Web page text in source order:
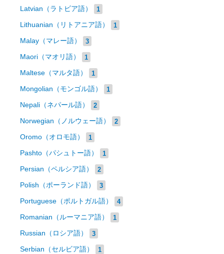
Latvian（ラトビア語） 1
Lithuanian（リトアニア語） 1
Malay（マレー語） 3
Maori（マオリ語） 1
Maltese（マルタ語） 1
Mongolian（モンゴル語） 1
Nepali（ネパール語） 2
Norwegian（ノルウェー語） 2
Oromo（オロモ語） 1
Pashto（パシュトー語） 1
Persian（ペルシア語） 2
Polish（ポーランド語） 3
Portuguese（ポルトガル語） 4
Romanian（ルーマニア語） 1
Russian（ロシア語） 3
Serbian（セルビア語） 1